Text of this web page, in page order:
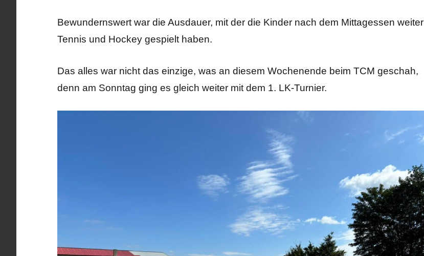
Bewundernswert war die Ausdauer, mit der die Kinder nach dem Mittagessen weiter
Tennis und Hockey gespielt haben.
Das alles war nicht das einzige, was an diesem Wochenende beim TCM geschah,
denn am Sonntag ging es gleich weiter mit dem 1. LK-Turnier.